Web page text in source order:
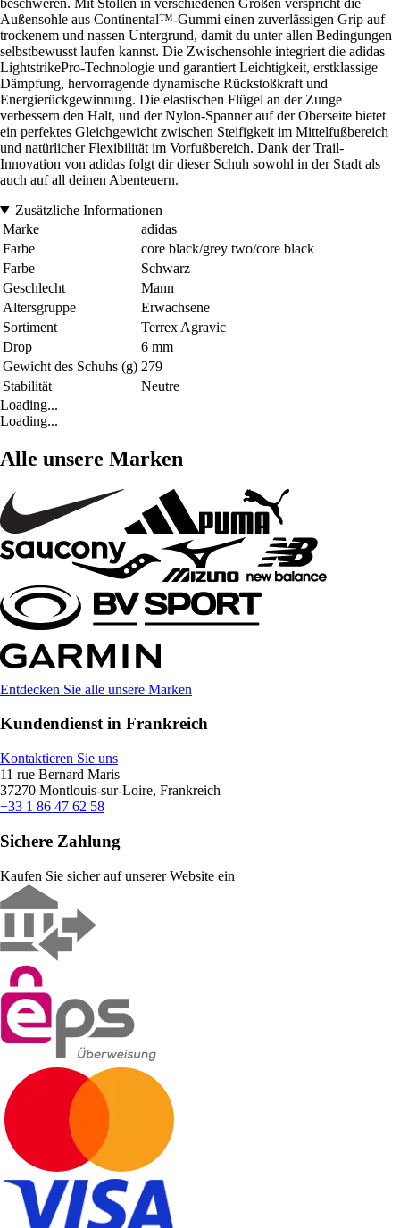
Außensohle aus Continental™-Gummi einen zuverlässigen Grip auf
trockenem und nassen Untergrund, damit du unter allen Bedingungen
selbstbewusst laufen kannst. Die Zwischensohle integriert die adidas
LightstrikePro-Technologie und garantiert Leichtigkeit, erstklassige
Dämpfung, hervorragende dynamische Rückstoßkraft und
Energierückgewinnung. Die elastischen Flügel an der Zunge
verbessern den Halt, und der Nylon-Spanner auf der Oberseite bietet
ein perfektes Gleichgewicht zwischen Steifigkeit im Mittelfußbereich
und natürlicher Flexibilität im Vorfußbereich. Dank der Trail-
Innovation von adidas folgt dir dieser Schuh sowohl in der Stadt als
auch auf all deinen Abenteuern.
Zusätzliche Informationen
Marke
adidas
Farbe
core black/grey two/core black
Farbe
Schwarz
Geschlecht
Mann
Altersgruppe
Erwachsene
Sortiment
Terrex Agravic
Drop
6 mm
Gewicht des Schuhs (g) 279
Stabilität
Neutre
Loading...
Loading...
Alle unsere Marken
Entdecken Sie alle unsere Marken
Kundendienst in Frankreich
Kontaktieren Sie uns
11 rue Bernard Maris
37270 Montlouis-sur-Loire, Frankreich
+33 1 86 47 62 58
Sichere Zahlung
Kaufen Sie sicher auf unserer Website ein